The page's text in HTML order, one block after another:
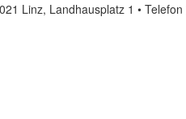
Linz, Landhausplatz 1 • Telefon